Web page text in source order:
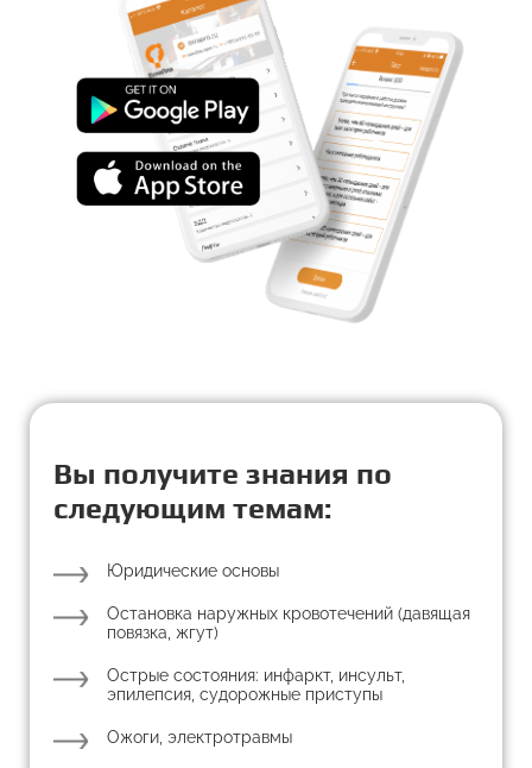
Вы получите знания по
следующим темам:
Юридические основы
Остановка наружных кровотечений (давящая
повязка, жгут)
Острые состояния: инфаркт, инсульт,
эпилепсия, судорожные приступы
Ожоги, электротравмы